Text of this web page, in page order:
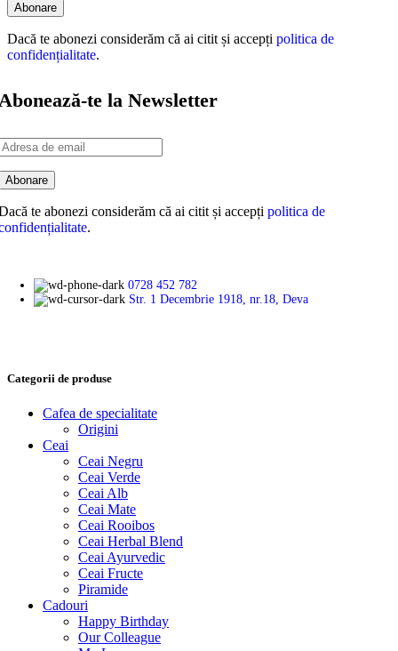
Dacă te abonezi considerăm că ai citit și accepți politica de
confidențialitate.
te la Newsletter
te abonezi considerăm că ai citit și accepți politica de
.
0728 452 782
Str. 1 Decembrie 1918, nr.18, Deva
Categorii de produse
Cafea de specialitate
Origini
Ceai
Ceai Negru
Ceai Verde
Ceai Alb
Ceai Mate
Ceai Rooibos
Ceai Herbal Blend
Ceai Ayurvedic
Ceai Fructe
Piramide
Cadouri
Happy Birthday
Our Colleague